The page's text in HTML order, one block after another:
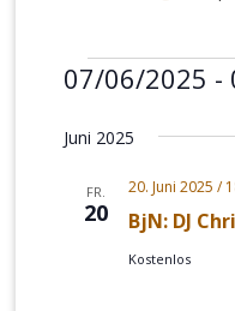
07/06/2025 -
wählen.
Juni 2025
FR.
20 BjN: DJ
20. Juni 2025 /
Kostenlos